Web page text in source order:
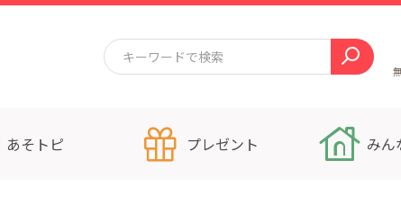
あそトピ プレゼント みん